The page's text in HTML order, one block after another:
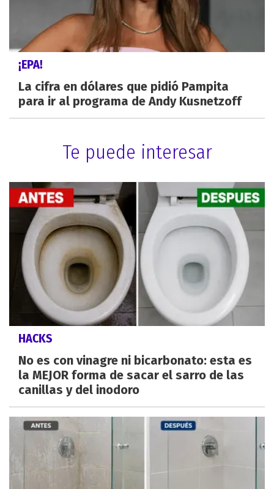
¡EPA!
La cifra en dólares que pidió Pampita
para ir al programa de Andy Kusnetzoff
Te puede interesar
HACKS
No es con vinagre ni bicarbonato: esta es
la MEJOR forma de sacar el sarro de las
canillas y del inodoro